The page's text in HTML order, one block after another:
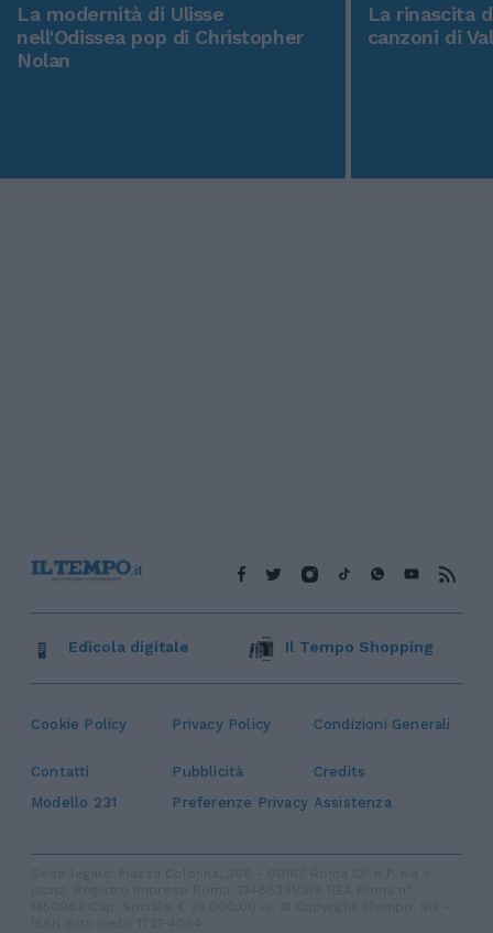
La modernità di Ulisse
nell'Odissea pop di Christopher
Nolan
La rinascita
canzoni di
Cookie Policy Privacy Policy Condizioni Generali
Contatti Pubblicità
Credits
Modello 231
Preferenze Privacy Assistenza
Edicola digitale Il Tempo Shopping